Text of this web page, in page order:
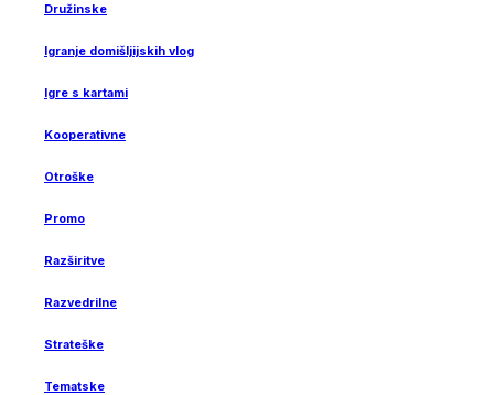
Družinske
Igranje domišljijskih vlog
Igre s kartami
Kooperativne
Otroške
Promo
Razširitve
Razvedrilne
Strateške
Tematske